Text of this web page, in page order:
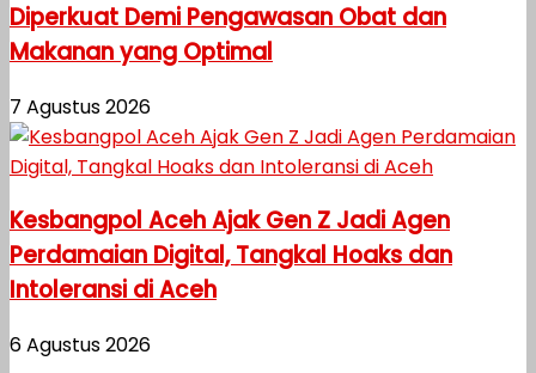
Diperkuat Demi Pengawasan Obat dan
Makanan yang Optimal
7 Agustus 2026
Kesbangpol Aceh Ajak Gen Z Jadi Agen
Perdamaian Digital, Tangkal Hoaks dan
Intoleransi di Aceh
6 Agustus 2026